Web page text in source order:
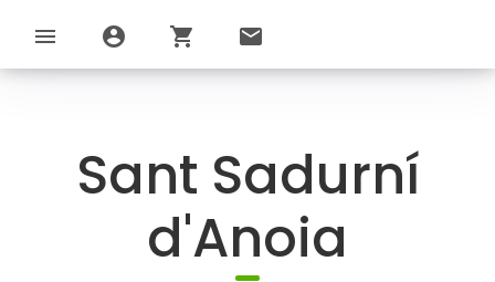
menu account_circle shopping_cart email
Sant Sadurní
d'Anoia